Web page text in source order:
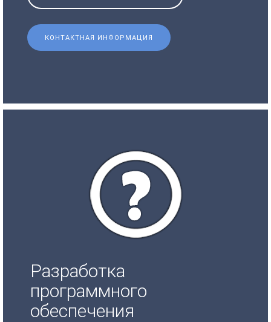
КОНТАКТНАЯ ИНФОРМАЦИЯ
Разработка
программного
обеспечения